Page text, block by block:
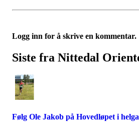
Logg inn for å skrive en kommentar.
Siste fra Nittedal
Følg Ole Jakob på Hovedløpet i helga